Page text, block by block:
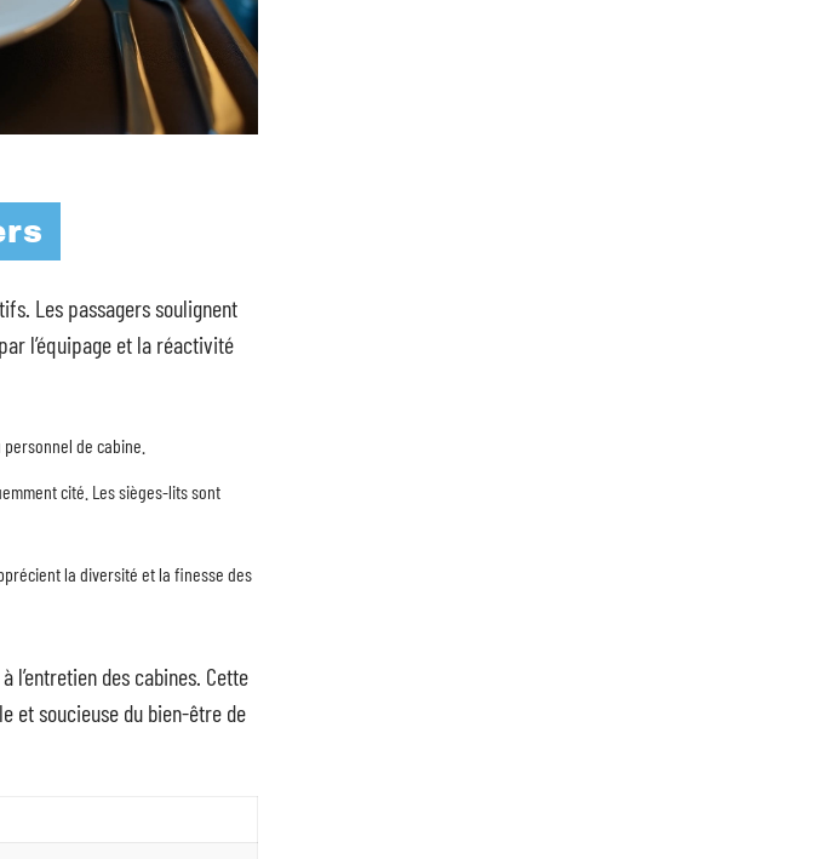
Les passagers soulignent
l’équipage et la réactivité
de cabine.
cité. Les sièges-lits sont
la diversité et la finesse des
l’entretien des cabines. Cette
et soucieuse du bien-être de